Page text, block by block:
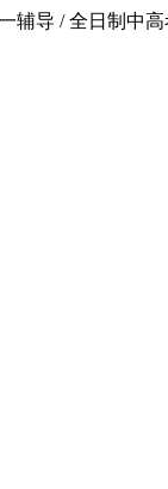
辅导 / 全日制中